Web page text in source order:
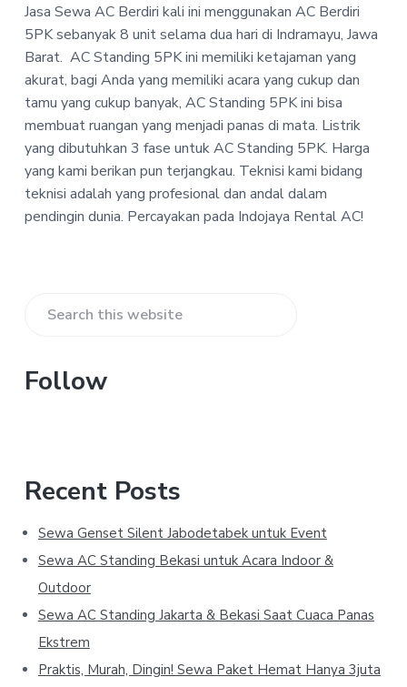
P
T
-
I
n
d
o
j
a
y
a
R
n
Jasa Sewa AC Berdiri kali ini menggunakan AC Berdiri
5PK sebanyak 8 unit selama dua hari di Indramayu, Jawa
Barat. AC Standing 5PK ini memiliki ketajaman yang
akurat, bagi Anda yang memiliki acara yang cukup dan
tamu yang cukup banyak, AC Standing 5PK ini bisa
membuat ruangan yang menjadi panas di mata. Listrik
yang dibutuhkan 3 fase untuk AC Standing 5PK. Harga
yang kami berikan pun terjangkau. Teknisi kami bidang
teknisi adalah yang profesional dan andal dalam
pendingin dunia. Percayakan pada Indojaya Rental AC!
Primary
Search
website
Follow
Recent Posts
Sewa Genset Silent Jabodetabek untuk Event
Sewa AC Standing Bekasi untuk Acara Indoor &
Outdoor
Sewa AC Standing Jakarta & Bekasi Saat Cuaca Panas
Ekstrem
Praktis, Murah, Dingin! Sewa Paket Hemat Hanya 3juta